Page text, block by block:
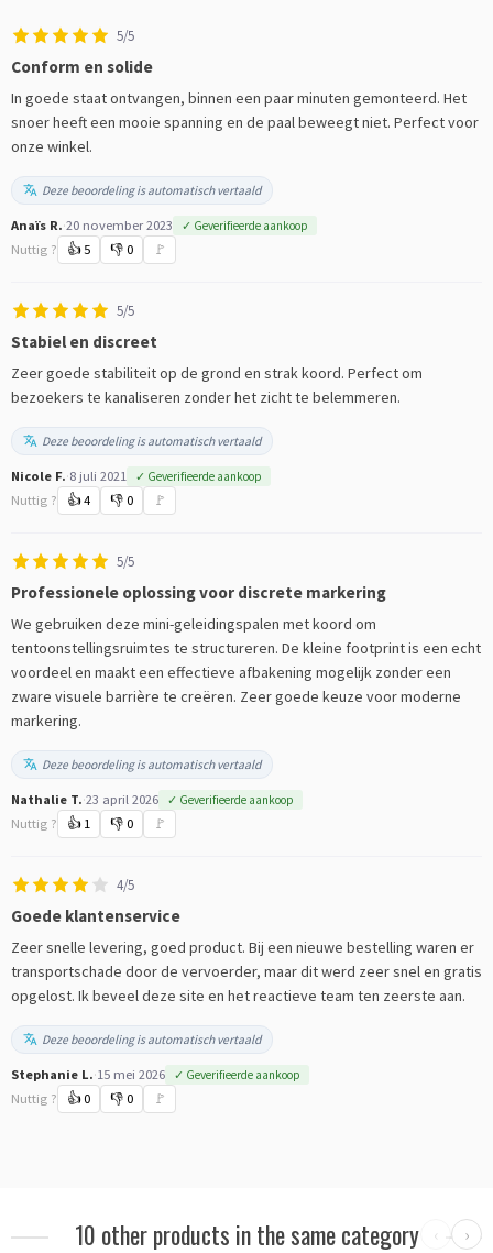
5/5
Conform en solide
In goede staat ontvangen, binnen een paar minuten gemonteerd. Het
snoer heeft een mooie spanning en de paal beweegt niet. Perfect voor
onze winkel.
Deze beoordeling is automatisch vertaald
Anaïs R.·20 november 2023 ✓ Geverifieerde aankoop
Nuttig ? 👍5 👎 0 🚩
5/5
Stabiel en discreet
Zeer goede stabiliteit op de grond en strak koord. Perfect om
bezoekers te kanaliseren zonder het zicht te belemmeren.
Deze beoordeling is automatisch vertaald
Nicole F.·8 juli 2021 ✓ Geverifieerde aankoop
Nuttig ? 👍4 👎 0 🚩
5/5
Professionele oplossing voor discrete markering
We gebruiken deze mini-geleidingspalen met koord om
tentoonstellingsruimtes te structureren. De kleine footprint is een echt
voordeel en maakt een effectieve afbakening mogelijk zonder een
zware visuele barrière te creëren. Zeer goede keuze voor moderne
markering.
Deze beoordeling is automatisch vertaald
Nathalie T.·23 april 2026 ✓ Geverifieerde aankoop
Nuttig ? 👍 1 👎 0 🚩
4/5
Goede klantenservice
Zeer snelle levering, goed product. Bij een nieuwe bestelling waren er
transportschade door de vervoerder, maar dit werd zeer snel en gratis
opgelost. Ik beveel deze site en het reactieve team ten zeerste aan.
Deze beoordeling is automatisch vertaald
Stephanie L.·15 mei 2026 ✓ Geverifieerde aankoop
Nuttig ? 👍 0 👎 0 🚩
10 other products in the same category ‹ ›